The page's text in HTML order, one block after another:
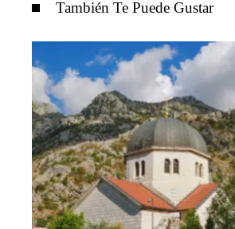
También Te Puede Gustar